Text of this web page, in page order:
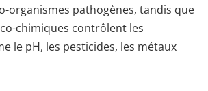
organismes pathogènes, tandis que
chimiques contrôlent les
le pH, les pesticides, les métaux